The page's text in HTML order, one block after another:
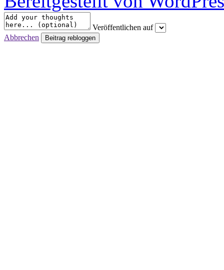
Veröffentlichen auf
Abbrechen